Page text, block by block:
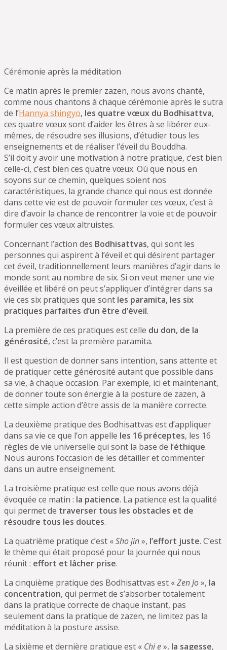
Cérémonie après la méditation
Ce matin après le premier zazen, nous avons chanté,
comme nous chantons à chaque cérémonie après le sutra
de l’Hannya shingyo, les quatre vœux du Bodhisattva,
ces quatre vœux sont d’aider les êtres à se libérer eux-
mêmes, de résoudre ses illusions, d’étudier tous les
enseignements et de réaliser l’éveil du Bouddha.
S’il doit y avoir une motivation à notre pratique, c’est bien
celle-ci, c’est bien ces quatre vœux. Où que nous en
soyons sur ce chemin, quelques soient nos
caractéristiques, la grande chance qui nous est donnée
dans cette vie est de pouvoir formuler ces vœux, c’est à
dire d’avoir la chance de rencontrer la voie et de pouvoir
formuler ces vœux altruistes.
Concernant l’action des Bodhisattvas, qui sont les
personnes qui aspirent à l’éveil et qui désirent partager
cet éveil, traditionnellement leurs manières d’agir dans le
monde sont au nombre de six. Si on veut mener une vie
éveillée et libéré on peut s’appliquer d’intégrer dans sa
vie ces six pratiques que sont les paramita, les six
pratiques parfaites d’un être d’éveil.
La première de ces pratiques est celle du don, de la
générosité, c’est la première paramita.
Il est question de donner sans intention, sans attente et
de pratiquer cette générosité autant que possible dans
sa vie, à chaque occasion. Par exemple, ici et maintenant,
de donner toute son énergie à la posture de zazen, à
cette simple action d’être assis de la manière correcte.
La deuxième pratique des Bodhisattvas est d’appliquer
dans sa vie ce que l’on appelle les 16 préceptes, les 16
règles de vie universelle qui sont la base de l’éthique.
Nous aurons l’occasion de les détailler et commenter
dans un autre enseignement.
La troisième pratique est celle que nous avons déjà
évoquée ce matin : la patience. La patience est la qualité
qui permet de traverser tous les obstacles et de
résoudre tous les doutes.
La quatrième pratique c’est «Sho jin», l’effort juste. C’est
le thème qui était proposé pour la journée qui nous
réunit : effort et lâcher prise.
La cinquième pratique des Bodhisattvas est «Zen Jo», la
concentration, qui permet de s’absorber totalement
dans la pratique correcte de chaque instant, pas
seulement dans la pratique de zazen, ne limitez pas la
méditation à la posture assise.
La sixième et dernière pratique est « Chi e», la sagesse,